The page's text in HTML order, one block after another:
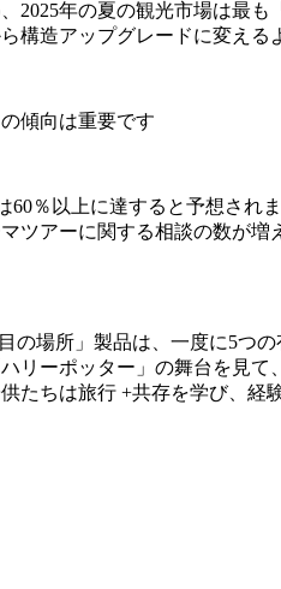
2025年の夏の観光市場は最
構造アップグレードに変える
傾向は重要です
％以上に達すると予想さ
ツアーに関する相談の数が
の場所」製品は、一度に5
リーポッター」の舞台を見
ちは旅行 +共存を学び、経